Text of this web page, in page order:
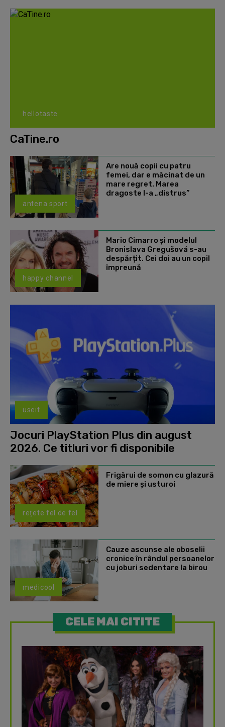
hellotaste
CaTine.ro
antena sport
Are nouă copii cu patru
femei, dar e măcinat de un
mare regret. Marea
dragoste l-a „distrus”
happy channel
Mario Cimarro și modelul
Bronislava Gregušová s-au
despărțit. Cei doi au un copil
împreună
useit
Jocuri PlayStation Plus din august
2026. Ce titluri vor fi disponibile
rețete fel de fel
Frigărui de somon cu glazură
de miere și usturoi
medicool
Cauze ascunse ale oboselii
cronice în rândul persoanelor
cu joburi sedentare la birou
CELE MAI CITITE